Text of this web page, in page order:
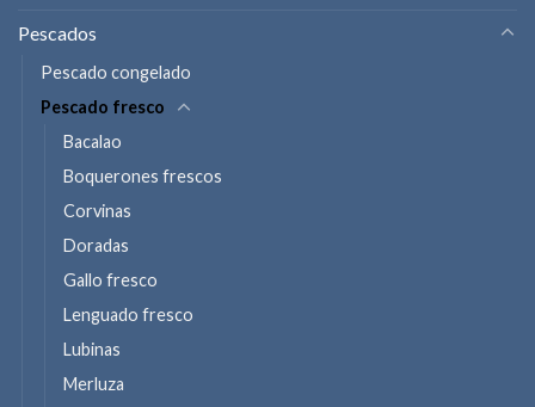
Pescados
Pescado congelado
Pescado fresco
Bacalao
Boquerones frescos
Corvinas
Doradas
Gallo fresco
Lenguado fresco
Lubinas
Merluza